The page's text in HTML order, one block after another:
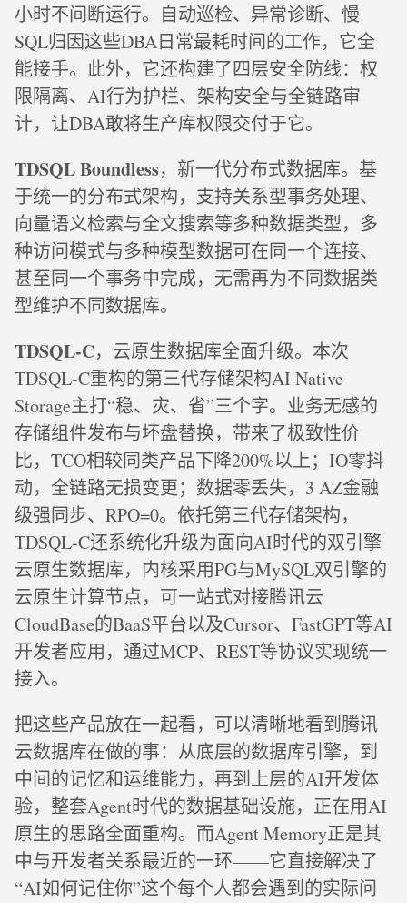
小时不间断运行。自动巡检、异常诊断、慢
SQL归因这些DBA日常最耗时间的工作，它全
能接手。此外，它还构建了四层安全防线：权
限隔离、AI行为护栏、架构安全与全链路审
计，让DBA敢将生产库权限交付于它。
TDSQL Boundless，新一代分布式数据库。基
于统一的分布式架构，支持关系型事务处理、
向量语义检索与全文搜索等多种数据类型，多
种访问模式与多种模型数据可在同一个连接、
甚至同一个事务中完成，无需再为不同数据类
型维护不同数据库。
TDSQL-C，云原生数据库全面升级。本次
TDSQL-C重构的第三代存储架构AI Native
Storage主打“稳、灾、省”三个字。业务无感的
存储组件发布与坏盘替换，带来了极致性价
比，TCO相较同类产品下降200%以上；IO零抖
动，全链路无损变更；数据零丢失，3 AZ金融
级强同步、RPO=0。依托第三代存储架构，
TDSQL-C还系统化升级为面向AI时代的双引擎
云原生数据库，内核采用PG与MySQL双引擎的
云原生计算节点，可一站式对接腾讯云
CloudBase的BaaS平台以及Cursor、FastGPT等AI
开发者应用，通过MCP、REST等协议实现统一
接入。
把这些产品放在一起看，可以清晰地看到腾讯
云数据库在做的事：从底层的数据库引擎，到
中间的记忆和运维能力，再到上层的AI开发体
验，整套Agent时代的数据基础设施，正在用AI
原生的思路全面重构。而Agent Memory正是其
中与开发者关系最近的一环——它直接解决了
“AI如何记住你”这个每个人都会遇到的实际问